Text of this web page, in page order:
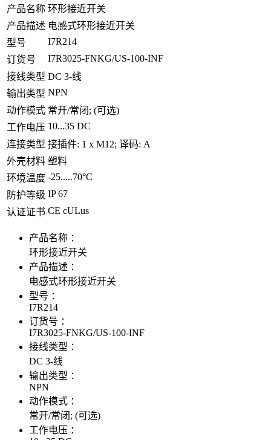
产品名称 环形接近开关
产品描述 电感式环形接近开关
型号
I7R214
订货号
I7R3025-FNKG/US-100-INF
接线类型 DC 3-线
输出类型 NPN
动作模式 常开/常闭; (可选)
工作电压 10...35 DC
连接类型 接插件: 1 x M12; 译码: A
外壳材料 塑料
环境温度 -25.....70°C
防护等级 IP 67
认证证书 CE cULus
产品名称 ：
环形接近开关
产品描述 ：
电感式环形接近开关
型号 ：
I7R214
订货号 ：
I7R3025-FNKG/US-100-INF
接线类型 ：
DC 3-线
输出类型 ：
NPN
动作模式 ：
常开/常闭; (可选)
工作电压 ：